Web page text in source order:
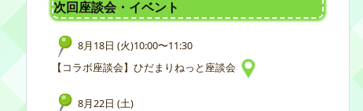
次回座談会・イベント
8月18日 (火)10:00〜11:30
【コラボ座談会】ひだまりねっと座談会
8月22日 (土)